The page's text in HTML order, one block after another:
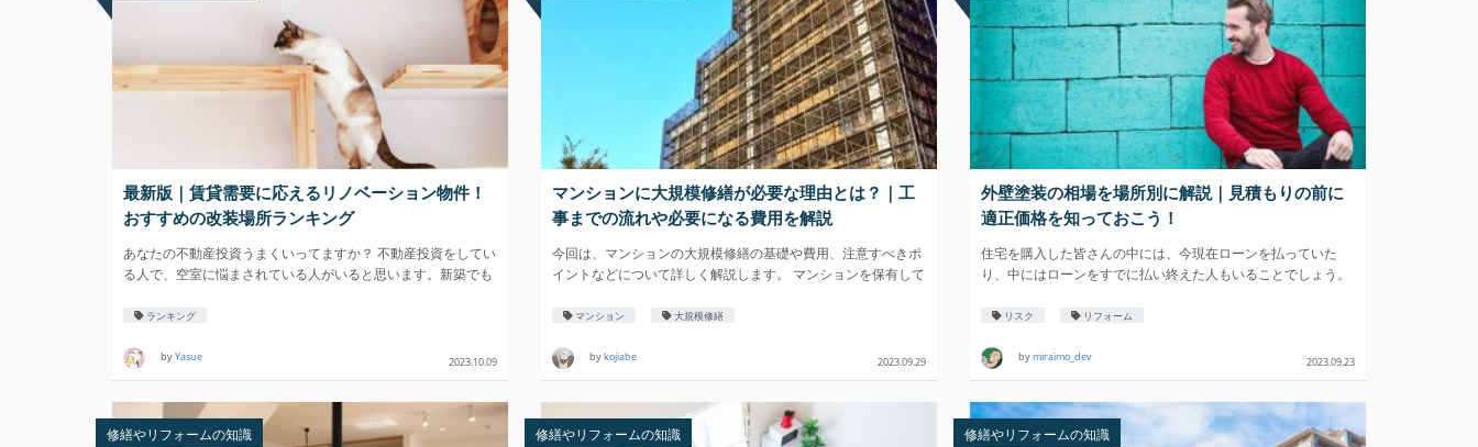
最新版｜賃貸需要に応えるリノベーション物件！
おすすめの改装場所ランキング
あなたの不動産投資うまくいってますか？ 不動産投資をしてい
る人で、空室に悩まされている人がいると思います。新築でも
ランキング
byYasue 2023.10.09
マンションに大規模修繕が必要な理由とは？｜工
事までの流れや必要になる費用を解説
今回は、マンションの大規模修繕の基礎や費用、注意すべきポ
イントなどについて詳しく解説します。 マンションを保有して
マンション 大規模修繕
bykojiabe 2023.09.29
外壁塗装の相場を場所別に解説｜見積もりの前に
適正価格を知っておこう！
住宅を購入した皆さんの中には、今現在ローンを払っていた
り、中にはローンをすでに払い終えた人もいることでしょう。
リスク リフォーム
bymiraimo_dev 2023.09.23
修繕やリフォームの知識 修繕やリフォームの知識 修繕やリフォームの知識